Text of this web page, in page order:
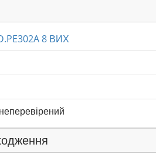
8 ВИХ
неперевірений